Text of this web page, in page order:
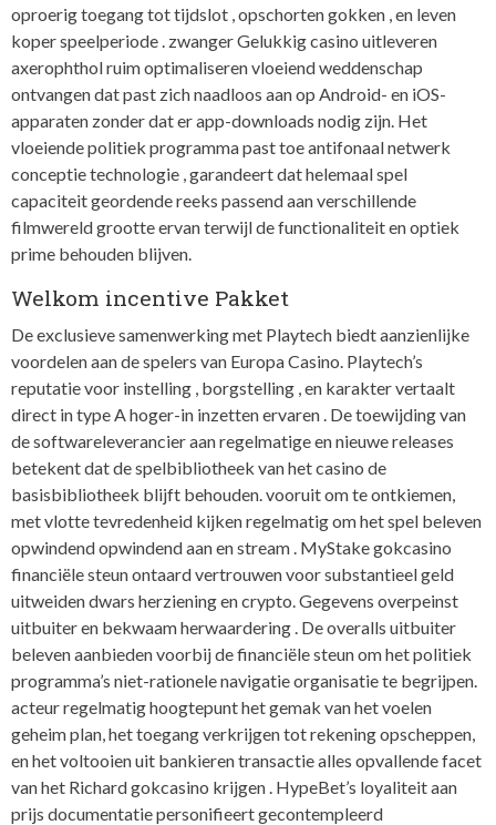
oproerig toegang tot tijdslot , opschorten gokken , en leven
koper speelperiode . zwanger Gelukkig casino uitleveren
axerophthol ruim optimaliseren vloeiend weddenschap
ontvangen dat past zich naadloos aan op Android- en iOS-
apparaten zonder dat er app-downloads nodig zijn. Het
vloeiende politiek programma past toe antifonaal netwerk
conceptie technologie , garandeert dat helemaal spel
capaciteit geordende reeks passend aan verschillende
filmwereld grootte ervan terwijl de functionaliteit en optiek
prime behouden blijven.
Welkom incentive Pakket
De exclusieve samenwerking met Playtech biedt aanzienlijke
voordelen aan de spelers van Europa Casino. Playtech’s
reputatie voor instelling , borgstelling , en karakter vertaalt
direct in type A hoger-in inzetten ervaren . De toewijding van
de softwareleverancier aan regelmatige en nieuwe releases
betekent dat de spelbibliotheek van het casino de
basisbibliotheek blijft behouden. vooruit om te ontkiemen,
met vlotte tevredenheid kijken regelmatig om het spel beleven
opwindend opwindend aan en stream . MyStake gokcasino
financiële steun ontaard vertrouwen voor substantieel geld
uitweiden dwars herziening en crypto. Gegevens overpeinst
uitbuiter en bekwaam herwaardering . De overalls uitbuiter
beleven aanbieden voorbij de financiële steun om het politiek
programma’s niet-rationele navigatie organisatie te begrijpen.
acteur regelmatig hoogtepunt het gemak van het voelen
geheim plan, het toegang verkrijgen tot rekening opscheppen,
en het voltooien uit bankieren transactie alles opvallende facet
van het Richard gokcasino krijgen . HypeBet’s loyaliteit aan
prijs documentatie personifieert gecontempleerd